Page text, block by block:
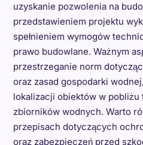
uzyskanie pozwolenia na
przedstawieniem projektu
spełnieniem wymogów
prawo budowlane. Ważnym
przestrzeganie norm
oraz zasad gospodarki
lokalizacji obiektów w
zbiorników wodnych. Warto
przepisach dotyczących
oraz zabezpieczeń przed